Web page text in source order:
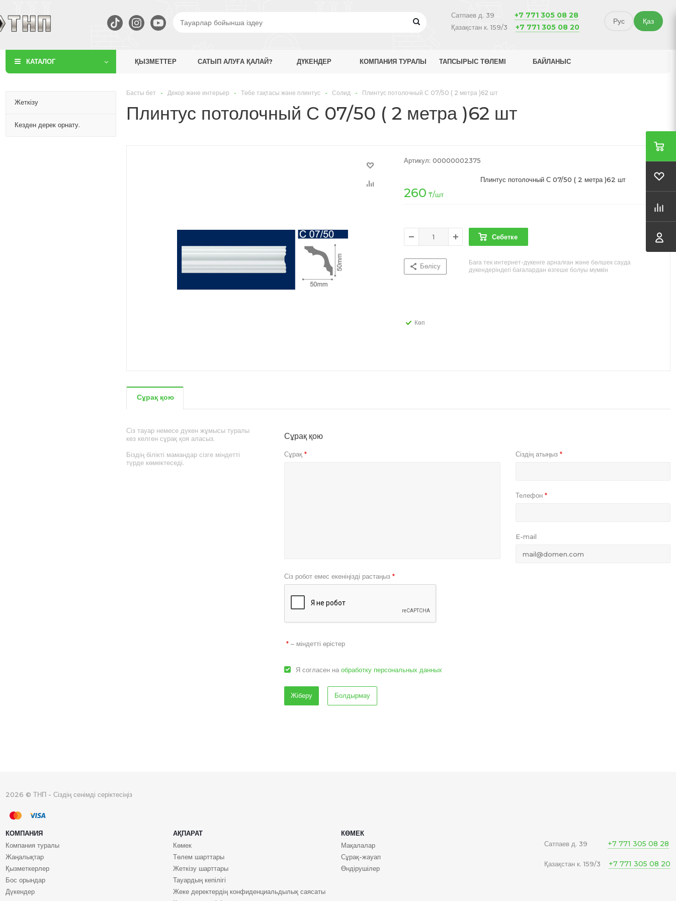
Сатпаев д. 39 +7 771 305 08 28
Қазақстан к. 159/3 +7 771 305 08 20
Рус Қаз
КАТАЛОГ ҚЫЗМЕТТЕР САТЫП АЛУҒА ҚАЛАЙ? ДҮКЕНДЕР КОМПАНИЯ ТУРАЛЫ ТАПСЫРЫС ТӨЛЕМІ БАЙЛАНЫС
Жеткізу
Кезден дерек орнату.
Басты бет - Декор және интерьер - Төбе тақтасы және плинтус - Солид - Плинтус потолочный С 07/50 ( 2 метра )62 шт
Плинтус потолочный С 07/50 ( 2 метра )62 шт
Артикул: 00000002375
Плинтус потолочный С 07/50 ( 2 метра )62 шт
260 ₸/шт
Көп
Себетке
Бөлісу
Баға тек интернет-дүкенге арналған және бөлшек сауда
дүкендеріндегі бағалардан өзгеше болуы мүмкін
Сұрақ қою
Сіз тауар немесе дүкен жұмысы туралы
кез келген сұрақ қоя аласыз.
Біздің білікті мамандар сізге міндетті
түрде көмектеседі.
Сұрақ қою
Сұрақ * Сіздің атыңыз *
Телефон *
E-mail
Сіз робот емес екеніңізді растаңыз *
*– міндетті өрістер
Я согласен на обработку персональных данных
Болдырмау
2026 © ТНП - Сіздің сенімді серіктесіңіз
КОМПАНИЯ АҚПАРАТ
КӨМЕК
Компания туралы
Жаңалықтар
Қызметкерлер
Бос орындар
Дүкендер
Көмек
Төлем шарттары
Жеткізу шарттары
Тауардың кепілігі
Жеке деректердің конфиденциальдылық саясаты
Мақалалар
Сұрақ-жауап
Өндірушілер
Сатпаев д. 39 +7 771 305 08 28
Қазақстан к. 159/3 +7 771 305 08 20